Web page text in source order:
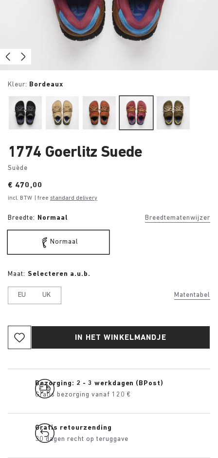
Kleur: Bordeaux
1774 Goerlitz Suede
Suède
Price:
€ 470,00
incl. BTW | free standard delivery
Breedte: Normaal Breedtematenwijzer
Normaal
Matentabel
Maat: Selecteren a.u.b.
EU UK
IN HET WINKELMANDJE
Bezorging: 2 - 3 werkdagen (BPost)
Gratis bezorging vanaf 120 €
Gratis retourzending
30 dagen recht op teruggave